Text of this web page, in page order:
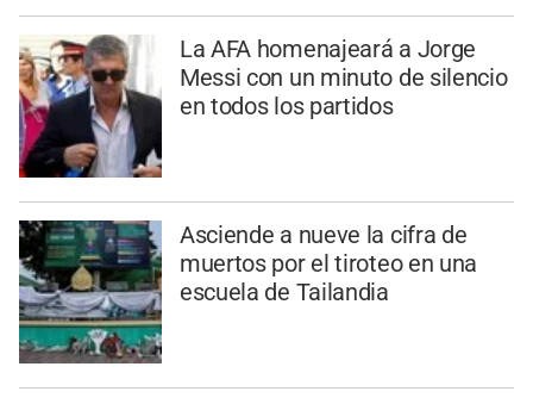
La AFA homenajeará a Jorge
Messi con un minuto de silencio
en todos los partidos
Asciende a nueve la cifra de
muertos por el tiroteo en una
escuela de Tailandia